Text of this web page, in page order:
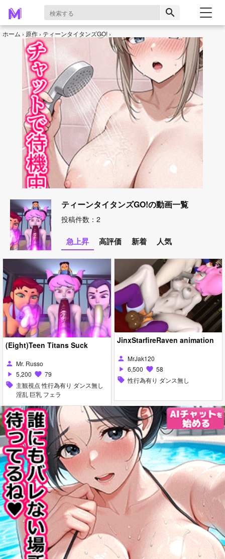
search
ホーム 原作 ティーンタイタンズGO!
ティーンタイタンズGO!の動画一覧
投稿件数：2
急上昇 高評価 新着 人気
(Eight)Teen Titans Suck
person Mr. Russo
play_arrow 5,200 favorite 79
sell 主観視点 性行為有り ダンス無し
淫乱 巨乳 フェラ
JinxStarfireRaven animation
person MrJak120
play_arrow 6,500 favorite 58
sell 性行為有り ダンス無し